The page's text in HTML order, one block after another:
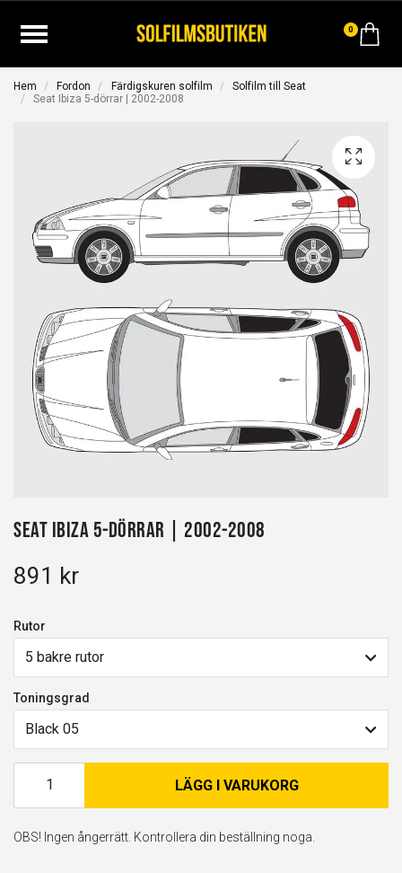
0
Hem Fordon Färdigskuren solfilm
Solfilm till Seat
Seat Ibiza 5-dörrar | 2002-2008
Seat Ibiza 5-dörrar | 2002-2008
891 kr
Rutor
5 bakre rutor
Toningsgrad
Black 05
LÄGG I VARUKORG
OBS! Ingen ångerrätt. Kontrollera din beställning noga.